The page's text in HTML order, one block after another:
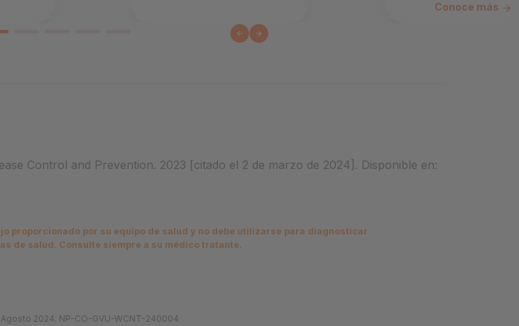
Conoce más
Control and Prevention. 2023 [citado el 2 de marzo de 2024]. Disponible en:
proporcionado por su equipo de salud y no debe utilizarse para diagnosticar
de salud. Consulte siempre a su médico tratante.
2024. NP-CO-GVU-WCNT-240004